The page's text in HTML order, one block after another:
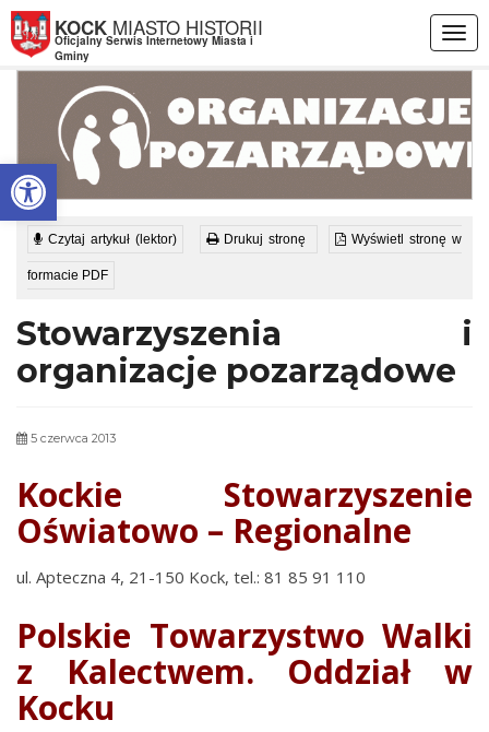
Otwórz pasek narzędzi
KOCK MIASTO HISTORII
Oficjalny Serwis Internetowy Miasta i
Gminy
Czytaj artykuł (lektor) Drukuj stronę Wyświetl stronę w
formacie PDF
Stowarzyszenia i
organizacje pozarządowe
5 czerwca 2013
Kockie Stowarzyszenie
Oświatowo – Regionalne
ul. Apteczna 4, 21-150 Kock, tel.: 81 85 91 110
Polskie Towarzystwo Walki
z Kalectwem. Oddział w
Kocku